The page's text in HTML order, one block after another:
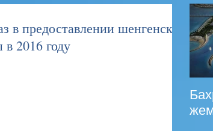
в предоставлении шенгенской
в 2016 году